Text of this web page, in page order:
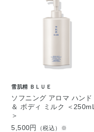
雪肌精 ＢＬＵＥ
ソフニング アロマ ハンド
＆ ボディ ミルク ＜250mL
＞
5,500円
（税込）※